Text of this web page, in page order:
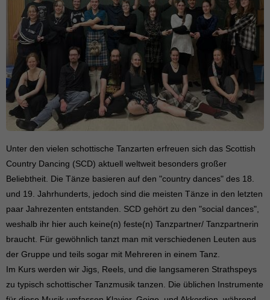
Unter den vielen schottische Tanzarten erfreuen sich das Scottish
Country Dancing (SCD) aktuell weltweit besonders großer
Beliebtheit. Die Tänze basieren auf den "country dances" des 18.
und 19. Jahrhunderts, jedoch sind die meisten Tänze in den letzten
paar Jahrezenten entstanden. SCD gehört zu den "social dances",
weshalb ihr hier auch keine(n) feste(n) Tanzpartner/ Tanzpartnerin
braucht. Für gewöhnlich tanzt man mit verschiedenen Leuten aus
der Gruppe und teils sogar mit Mehreren in einem Tanz.
Im Kurs werden wir Jigs, Reels, und die langsameren Strathspeys
zu typisch schottischer Tanzmusik tanzen. Die üblichen Instrumente